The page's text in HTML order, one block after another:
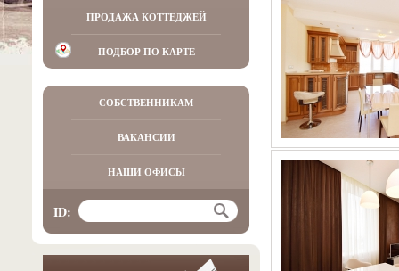
ПРОДАЖА КОТТЕДЖЕЙ
ПОДБОР ПО КАРТЕ
СОБСТВЕННИКАМ
ВАКАНСИИ
НАШИ ОФИСЫ
ID: